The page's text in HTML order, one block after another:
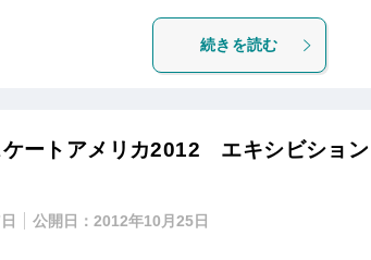
続きを読む
ートアメリカ2012 エキシビション
公開日：2012年10月25日